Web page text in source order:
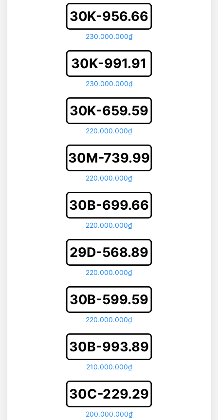
30K-956.66
230.000.000₫
30K-991.91
230.000.000₫
30K-659.59
220.000.000₫
30M-739.99
220.000.000₫
30B-699.66
220.000.000₫
29D-568.89
220.000.000₫
30B-599.59
220.000.000₫
30B-993.89
210.000.000₫
30C-229.29
200.000.000₫